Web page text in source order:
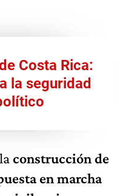
Costa Rica:
la seguridad
construcción de
en marcha